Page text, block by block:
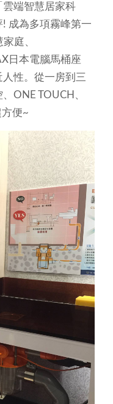
雲端智慧居家科
成為多項霧峰第一
庭、
日本電腦馬桶座
性。從一房到三
ONE TOUCH、
便~